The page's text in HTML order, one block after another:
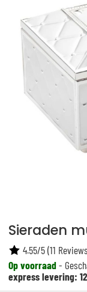
Sieraden
Op voorraad-
express levering:
4.55/5(11